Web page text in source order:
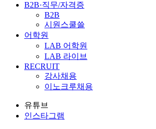
B2B·직무/자격증
B2B
시원스쿨쓸
어학원
LAB 어학원
LAB 라이브
RECRUIT
강사채용
이노크루채용
유튜브
인스타그램